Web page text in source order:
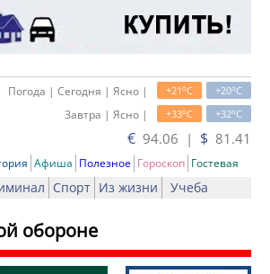
+20oC
+21oC
Погода | Сегодня | Ясно |
+32oC
+33oC
Завтра | Ясно |
€ 94.06 | $ 81.41
Афиша Полезное Гороскоп Гостевая
Спорт Из жизни Учеба
обороне